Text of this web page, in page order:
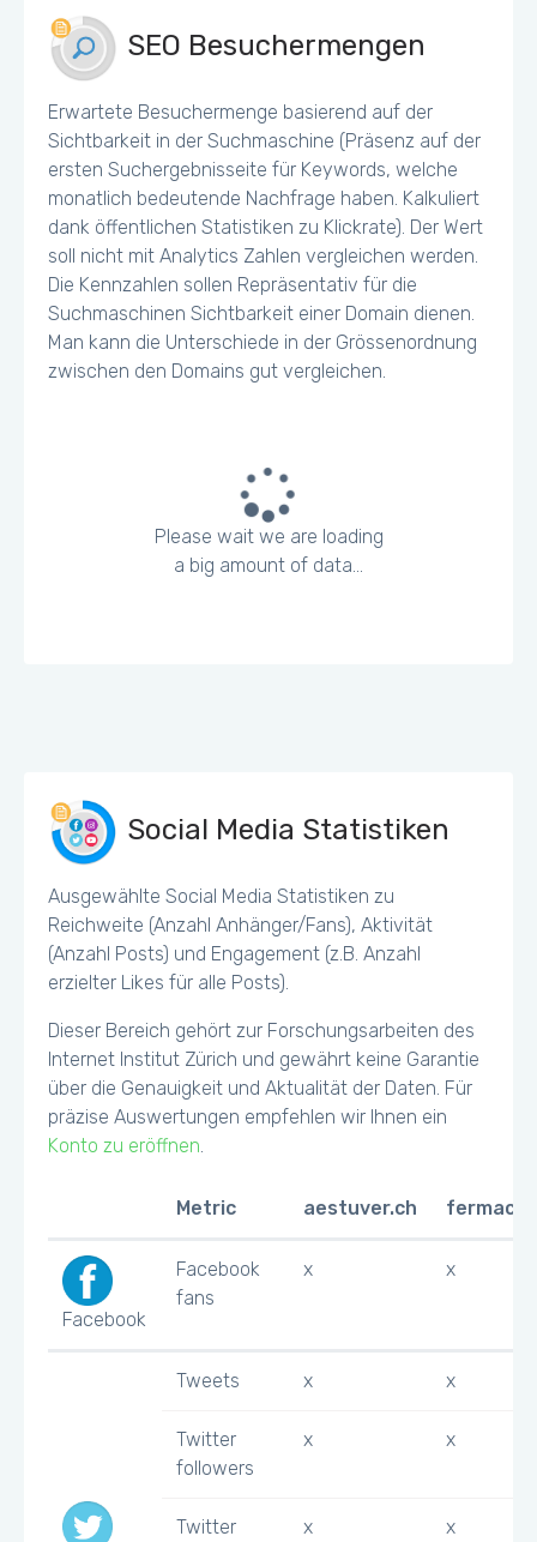
SEO Besuchermengen
Erwartete Besuchermenge basierend auf der
Sichtbarkeit in der Suchmaschine (Präsenz auf der
ersten Suchergebnisseite für Keywords, welche
monatlich bedeutende Nachfrage haben. Kalkuliert
dank öffentlichen Statistiken zu Klickrate). Der Wert
soll nicht mit Analytics Zahlen vergleichen werden.
Die Kennzahlen sollen Repräsentativ für die
Suchmaschinen Sichtbarkeit einer Domain dienen.
Man kann die Unterschiede in der Grössenordnung
zwischen den Domains gut vergleichen.
Please wait we are loading
a big amount of data...
Social Media Statistiken
Ausgewählte Social Media Statistiken zu
Reichweite (Anzahl Anhänger/Fans), Aktivität
(Anzahl Posts) und Engagement (z.B. Anzahl
erzielter Likes für alle Posts).
Dieser Bereich gehört zur Forschungsarbeiten des
Internet Institut Zürich und gewährt keine Garantie
über die Genauigkeit und Aktualität der Daten. Für
präzise Auswertungen empfehlen wir Ihnen ein
Konto zu eröffnen.
Metric aestuver.ch
Facebook
Facebook
fans
x x
Tweets x x
Twitter
followers
x x
Twitter
x x